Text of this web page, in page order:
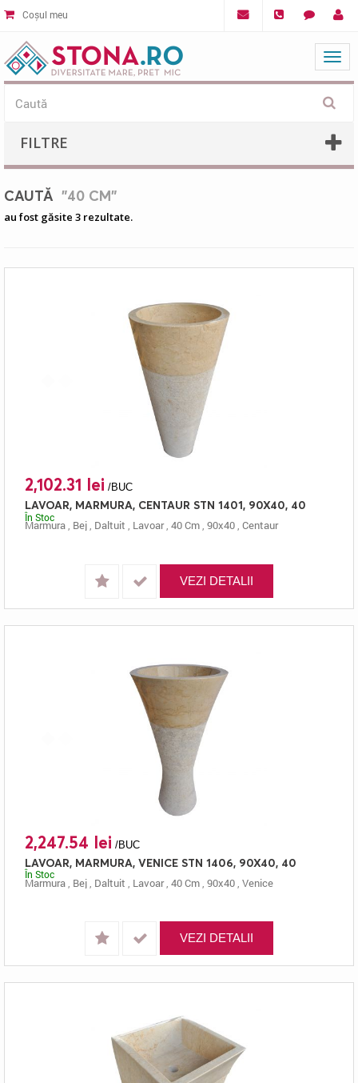
Coșul meu
FILTRE
CAUTĂ "40 CM"
au fost găsite 3 rezultate.
2,102.31 lei /BUC
LAVOAR, MARMURA, CENTAUR STN 1401, 90X40, 40
Marmura, Bej, Daltuit , Lavoar, 40 Cm, 90x40, Centaur
În Stoc
VEZI DETALII
2,247.54 lei /BUC
LAVOAR, MARMURA, VENICE STN 1406, 90X40, 40
Marmura Bej Daltuit Lavoar, 40 Cm 90x40 Venice
În Stoc
VEZI DETALII